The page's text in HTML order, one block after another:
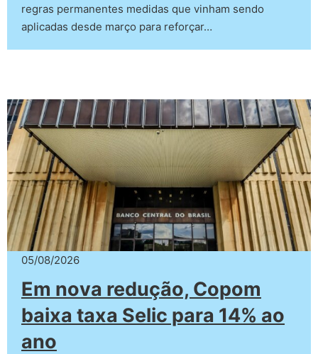
regras permanentes medidas que vinham sendo
aplicadas desde março para reforçar…
05/08/2026
Em nova redução, Copom
baixa taxa Selic para 14% ao
ano